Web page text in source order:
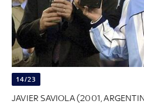
14/23
JAVIER SAVIOLA (2001,